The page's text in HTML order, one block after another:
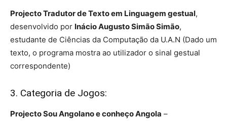
Projecto Tradutor de Texto em Linguagem gestual,
desenvolvido por Inácio Augusto Simão Simão,
estudante de Ciências da Computação da U.A.N (Dado um
texto, o programa mostra ao utilizador o sinal gestual
correspondente)
3. Categoria de Jogos:
Projecto Sou Angolano e conheço Angola –